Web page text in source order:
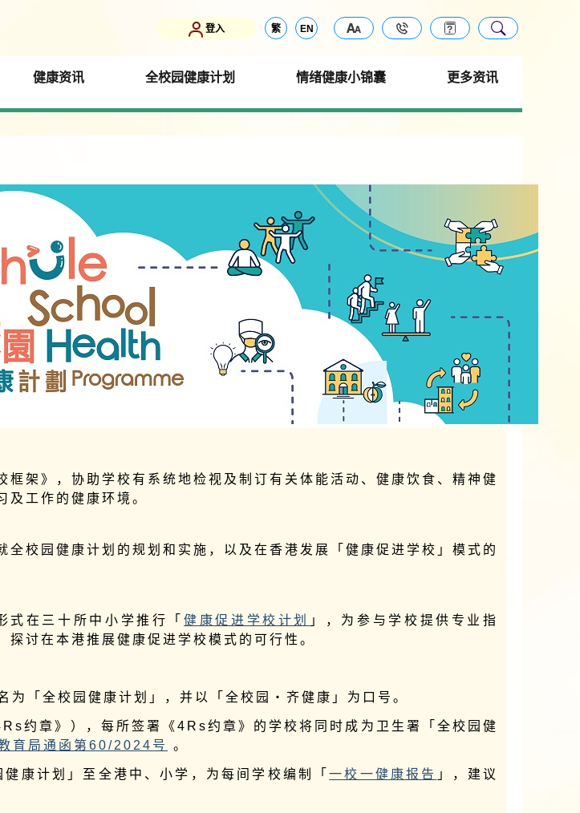
登入 繁 EN
健康资讯 全校园健康计划 情绪健康小锦囊 更多资讯
框架》，协助学校有系统地检视及制订有关体能活动、健康饮食、精神健
及工作的健康环境。
全校园健康计划的规划和实施，以及在香港发展「健康促进学校」模式的
式在三十所中小学推行「健康促进学校计划
」，为参与学校提供专业指
讨在本港推展健康促进学校模式的可行性。
「全校园健康计划」，并以「全校园‧齐健康」为口号。
约章》），每所签署《4Rs约章》的学校将同时成为卫生署「全校园健
育局通函第60/2024号 。
康计划」至全港中、小学，为每间学校编制「一校一健康报告 」，建议